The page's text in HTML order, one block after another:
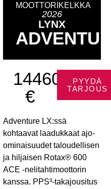
MOOTTORIKELKKA
2026
LYNX
14460
€
PYYDÄ
TARJOUS
Adventure LX:ssä
kohtaavat laadukkaat ajo-
ominaisuudet taloudellisen
ja hiljaisen Rotax® 600
ACE -nelitahtimoottorin
kanssa. PPS³-takajousitus